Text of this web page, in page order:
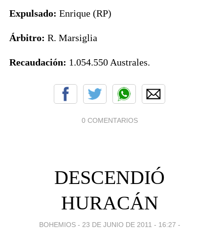
Expulsado: Enrique (RP)
Árbitro: R. Marsiglia
Recaudación: 1.054.550 Australes.
0 COMENTARIOS
DESCENDIÓ
HURACÁN
BOHEMIOS - 23 DE JUNIO DE 2011 - 16:27 -